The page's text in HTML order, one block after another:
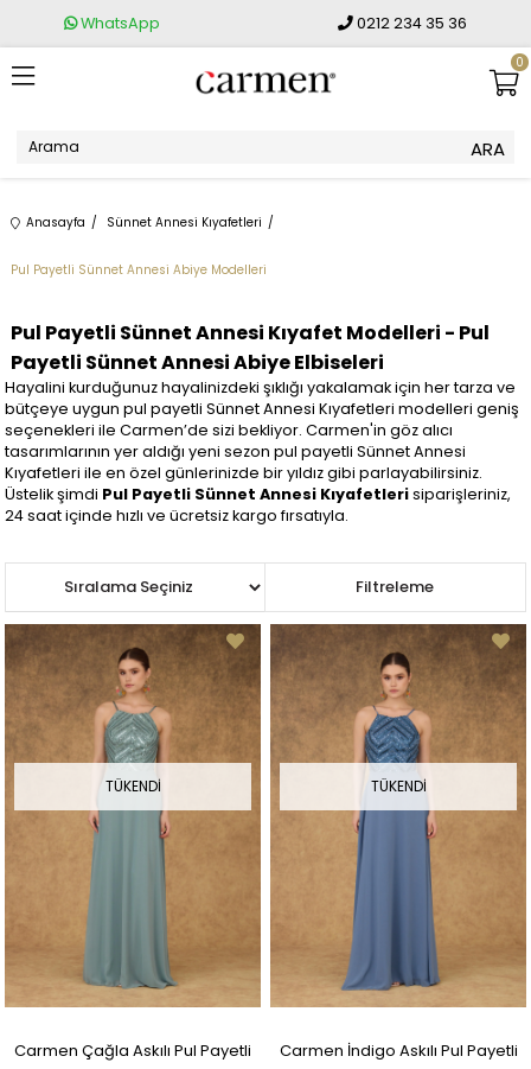
WhatsApp 0212 234 35 36
0
Anasayfa Sünnet Annesi Kıyafetleri
Pul Payetli Sünnet Annesi Abiye Modelleri
Pul Payetli Sünnet Annesi Kıyafet Modelleri - Pul
Payetli Sünnet Annesi Abiye Elbiseleri
Hayalini kurduğunuz hayalinizdeki şıklığı yakalamak için her tarza ve
bütçeye uygun pul payetli Sünnet Annesi Kıyafetleri modelleri geniş
seçenekleri ile Carmen’de sizi bekliyor. Carmen'in göz alıcı
tasarımlarının yer aldığı yeni sezon pul payetli Sünnet Annesi
Kıyafetleri ile en özel günlerinizde bir yıldız gibi parlayabilirsiniz.
Üstelik şimdi Pul Payetli Sünnet Annesi Kıyafetlerisiparişleriniz,
24 saat içinde hızlı ve ücretsiz kargo fırsatıyla.
Filtreleme
Sıralama
TÜKENDI
Carmen Çağla Askılı Pul Payetli
TÜKENDI
Carmen İndigo Askılı Pul Payetli